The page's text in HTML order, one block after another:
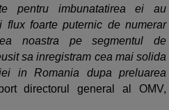
pentru imbunatatirea ei au
flux foarte puternic de numerar
noastra pe segmentul de
sa inregistram cea mai solida
in Romania dupa preluarea
directorul general al OMV,